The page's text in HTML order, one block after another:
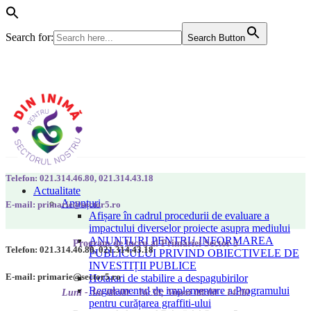
Search for: Search Button
Actualitate
Anunțuri
Afișare în cadrul procedurii de evaluare a
impactului diverselor proiecte asupra mediului
ANUNȚURI PENTRU INFORMAREA
PUBLICULUI PRIVIND OBIECTIVELE DE
INVESTIȚII PUBLICE
Hotarari de stabilire a despagubirilor
Regulamentul de implementare a Programului
pentru curățarea graffiti-ului
Telefon: 021.314.46.80, 021.314.43.18
E-mail: primarie@sector5.ro
Program de lucru al Primăriei Sector 5
Luni - Joi 08:00 - 16:30; Vineri 08:00 - 14:00
Telefon: 021.314.46.80, 021.314.43.18
E-mail: primarie@sector5.ro